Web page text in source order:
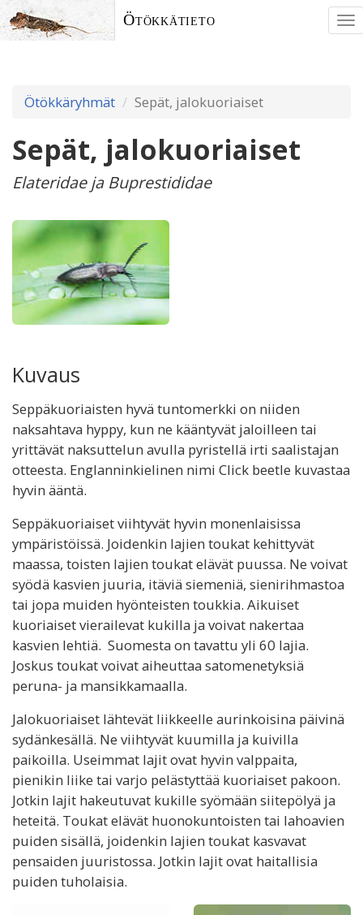
Ötökkätieto
Ötökkäryhmät Sepät, jalokuoriaiset
Sepät, jalokuoriaiset
Elateridae ja Buprestididae
Kuvaus
Seppäkuoriaisten hyvä tuntomerkki on niiden
naksahtava hyppy, kun ne kääntyvät jaloilleen tai
yrittävät naksuttelun avulla pyristellä irti saalistajan
otteesta. Englanninkielinen nimi Click beetle kuvastaa
hyvin ääntä.
Seppäkuoriaiset viihtyvät hyvin monenlaisissa
ympäristöissä. Joidenkin lajien toukat kehittyvät
maassa, toisten lajien toukat elävät puussa. Ne voivat
syödä kasvien juuria, itäviä siemeniä, sienirihmastoa
tai jopa muiden hyönteisten toukkia. Aikuiset
kuoriaiset vierailevat kukilla ja voivat nakertaa
kasvien lehtiä. Suomesta on tavattu yli 60 lajia.
Joskus toukat voivat aiheuttaa satomenetyksiä
peruna- ja mansikkamaalla.
Jalokuoriaiset lähtevät liikkeelle aurinkoisina päivinä
sydänkesällä. Ne viihtyvät kuumilla ja kuivilla
paikoilla. Useimmat lajit ovat hyvin valppaita,
pienikin liike tai varjo pelästyttää kuoriaiset pakoon.
Jotkin lajit hakeutuvat kukille syömään siitepölyä ja
heteitä. Toukat elävät huonokuntoisten tai lahoavien
puiden sisällä, joidenkin lajien toukat kasvavat
pensaiden juuristossa. Jotkin lajit ovat haitallisia
puiden tuholaisia.